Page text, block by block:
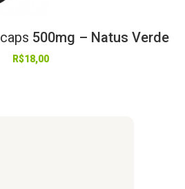
caps 500mg – Natus Verde
R$18,00